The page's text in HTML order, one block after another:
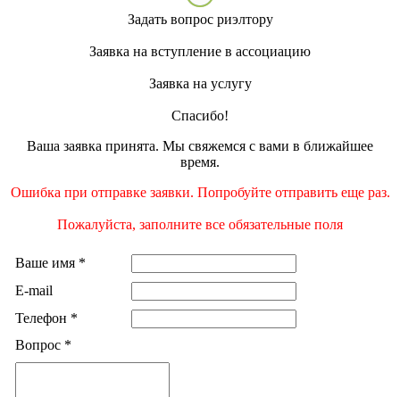
Задать вопрос риэлтору
Заявка на вступление в ассоциацию
Заявка на услугу
Спасибо!
Ваша заявка принята. Мы свяжемся с вами в ближайшее
время.
Ошибка при отправке заявки. Попробуйте отправить еще раз.
Пожалуйста, заполните все обязательные поля
Ваше имя *
E-mail
Телефон *
Вопрос *